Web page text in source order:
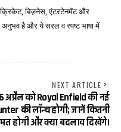
क्रिकेट, बिज़नेस, एंटरटेनमेंट और
अनुभव है और ये सरल व स्पष्ट भाषा में
NEXT ARTICLE
अप्रैल को Royal Enfield की नई
की लॉन्च होगी; जानें कितनी
होगी और क्या बदलाव दिखेंगे।